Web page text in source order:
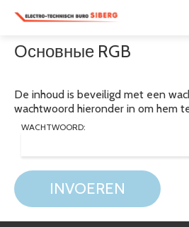
Основные RGB
De inhoud is beveiligd met een
wachtwoord hieronder in om hem
WACHTWOORD:
INVOEREN